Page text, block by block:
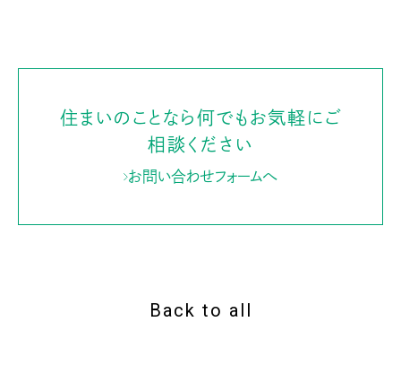
住まいのことなら何でもお気軽にご
相談ください
お問い合わせフォームへ
Back to all